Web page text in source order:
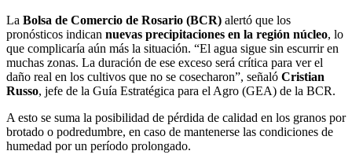
La Bolsa de Comercio de Rosario (BCR) alertó que los
pronósticos indican nuevas precipitaciones en la región núcleo, lo
que complicaría aún más la situación. “El agua sigue sin escurrir en
muchas zonas. La duración de ese exceso será crítica para ver el
daño real en los cultivos que no se cosecharon”, señaló Cristian
Russo, jefe de la Guía Estratégica para el Agro (GEA) de la BCR.
A esto se suma la posibilidad de pérdida de calidad en los granos por
brotado o podredumbre, en caso de mantenerse las condiciones de
humedad por un período prolongado.